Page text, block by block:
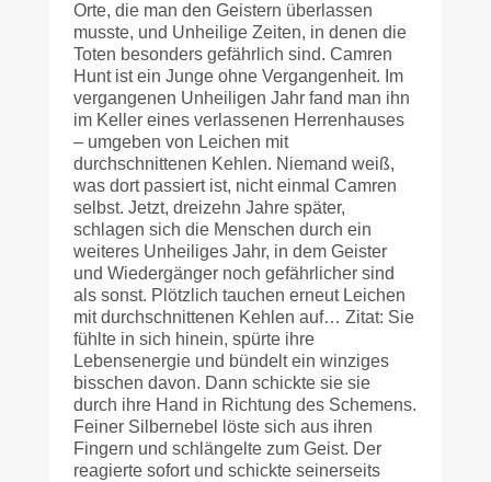
Orte, die man den Geistern überlassen
musste, und Unheilige Zeiten, in denen die
Toten besonders gefährlich sind. Camren
Hunt ist ein Junge ohne Vergangenheit. Im
vergangenen Unheiligen Jahr fand man ihn
im Keller eines verlassenen Herrenhauses
– umgeben von Leichen mit
durchschnittenen Kehlen. Niemand weiß,
was dort passiert ist, nicht einmal Camren
selbst. Jetzt, dreizehn Jahre später,
schlagen sich die Menschen durch ein
weiteres Unheiliges Jahr, in dem Geister
und Wiedergänger noch gefährlicher sind
als sonst. Plötzlich tauchen erneut Leichen
mit durchschnittenen Kehlen auf… Zitat: Sie
fühlte in sich hinein, spürte ihre
Lebensenergie und bündelt ein winziges
bisschen davon. Dann schickte sie sie
durch ihre Hand in Richtung des Schemens.
Feiner Silbernebel löste sich aus ihren
Fingern und schlängelte zum Geist. Der
reagierte sofort und schickte seinerseits